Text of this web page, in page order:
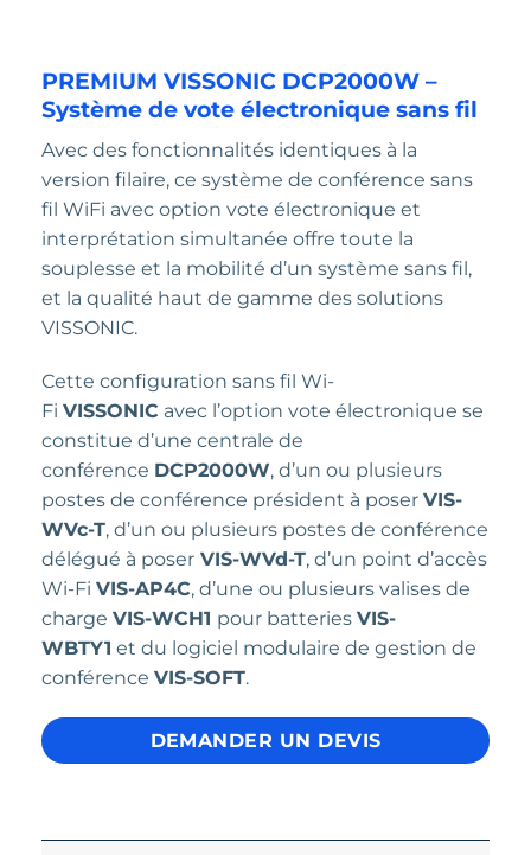
PREMIUM VISSONIC DCP2000W –
Système de vote électronique sans fil
Avec des fonctionnalités identiques à la
version filaire, ce système de conférence sans
fil WiFi avec option vote électronique et
interprétation simultanée offre toute la
souplesse et la mobilité d’un système sans fil,
et la qualité haut de gamme des solutions
VISSONIC.
Cette configuration sans fil Wi-
Fi VISSONIC avec l’option vote électronique se
constitue d’une centrale de
conférence DCP2000W, d’un ou plusieurs
postes de conférence président à poser VIS-
WVc-T, d’un ou plusieurs postes de conférence
délégué à poser VIS-WVd-T, d’un point d’accès
Wi-Fi VIS-AP4C, d’une ou plusieurs valises de
charge VIS-WCH1 pour batteries VIS-
WBTY1 et du logiciel modulaire de gestion de
conférence VIS-SOFT.
DEMANDER UN DEVIS